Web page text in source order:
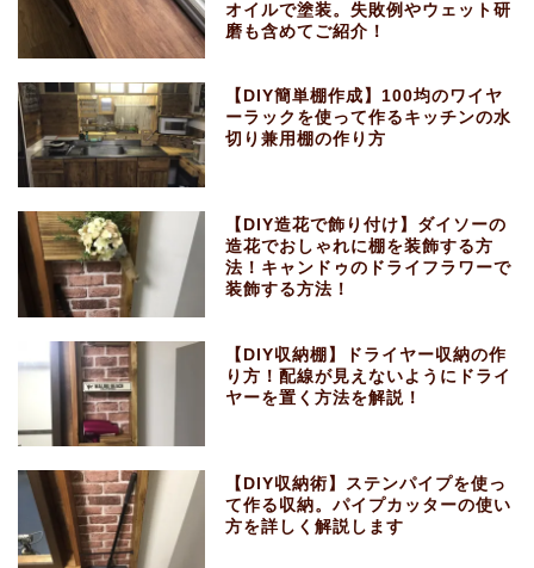
オイルで塗装。失敗例やウェット研
磨も含めてご紹介！
【DIY簡単棚作成】100均のワイヤ
ーラックを使って作るキッチンの水
切り兼用棚の作り方
【DIY造花で飾り付け】ダイソーの
造花でおしゃれに棚を装飾する方
法！キャンドゥのドライフラワーで
装飾する方法！
【DIY収納棚】ドライヤー収納の作
り方！配線が見えないようにドライ
ヤーを置く方法を解説！
【DIY収納術】ステンパイプを使っ
て作る収納。パイプカッターの使い
方を詳しく解説します